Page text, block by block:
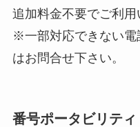
追加料金不要でご利用
※一部対応できない電
はお問合せ下さい。
番号ポータビリティ